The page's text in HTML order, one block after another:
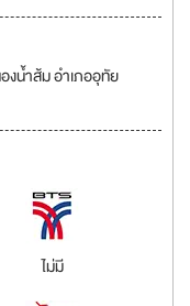
งน้ำส้ม อำเภออุทัย
ไม่มี